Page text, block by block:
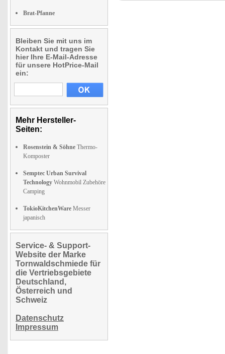
Brat-Pfanne
Bleiben Sie mit uns im
Kontakt und tragen Sie
hier Ihre E-Mail-Adresse
für unsere HotPrice-Mail
ein:
Mehr Hersteller-
Seiten:
Rosenstein & Söhne Thermo-
Komposter
Semptec Urban Survival
Technology Wohnmobil Zubehöre
Camping
TokioKitchenWare Messer
japanisch
Service- & Support-
Website der Marke
Tornwaldschmiede für
die Vertriebsgebiete
Deutschland,
Österreich und
Schweiz
Datenschutz
Impressum